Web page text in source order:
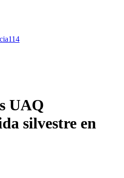
114
UAQ
silvestre en